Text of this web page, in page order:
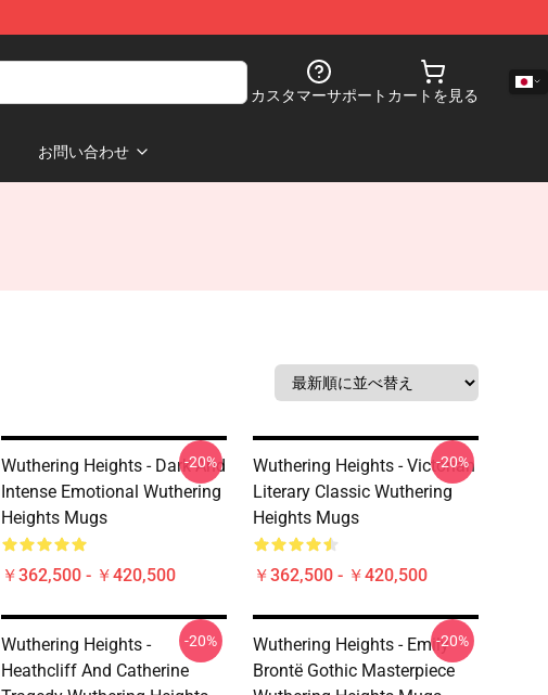
カスタマーサポート カートを見る
お問い合わせ
Wuthering Heights - Dark And
Intense Emotional Wuthering
Heights Mugs
￥362,500 - ￥420,500
-20%
Wuthering Heights - Victorian
Literary Classic Wuthering
Heights Mugs
￥362,500 - ￥420,500
-20%
Wuthering Heights -
Heathcliff And Catherine
-20%
Wuthering Heights - Emily
Brontë Gothic Masterpiece
-20%